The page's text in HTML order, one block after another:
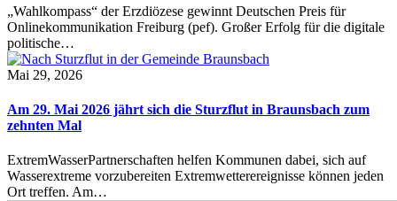
„Wahlkompass“ der Erzdiözese gewinnt Deutschen Preis für
Onlinekommunikation Freiburg (pef). Großer Erfolg für die digitale
politische…
Mai 29, 2026
Am 29. Mai 2026 jährt sich die Sturzflut in Braunsbach zum
zehnten Mal
ExtremWasserPartnerschaften helfen Kommunen dabei, sich auf
Wasserextreme vorzubereiten Extremwetterereignisse können jeden
Ort treffen. Am…